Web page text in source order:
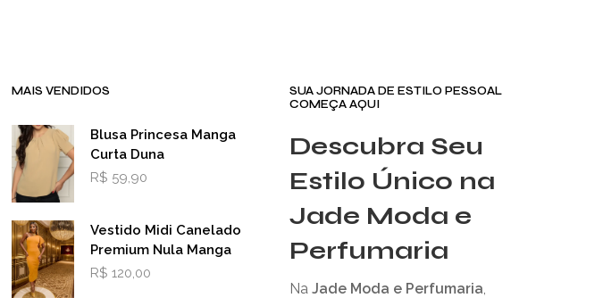
MAIS VENDIDOS
Blusa Princesa Manga
Curta Duna
R$ 59,90
Vestido Midi Canelado
Premium Nula Manga
R$ 120,00
SUA JORNADA DE ESTILO PESSOAL
COMEÇA AQUI
Descubra Seu
Estilo Único na
Jade Moda e
Perfumaria
Na Jade Moda e Perfumaria